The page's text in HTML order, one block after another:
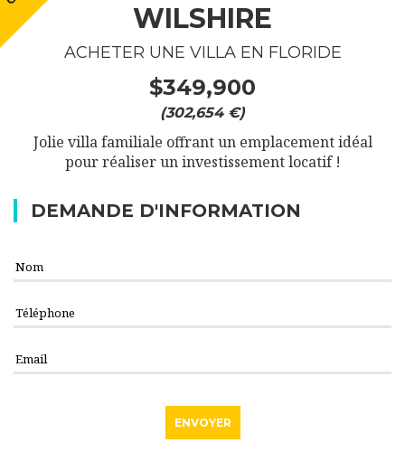
WILSHIRE
ACHETER UNE VILLA EN FLORIDE
$349,900
(302,654 €)
Jolie villa familiale offrant un emplacement idéal
pour réaliser un investissement locatif !
DEMANDE D'INFORMATION